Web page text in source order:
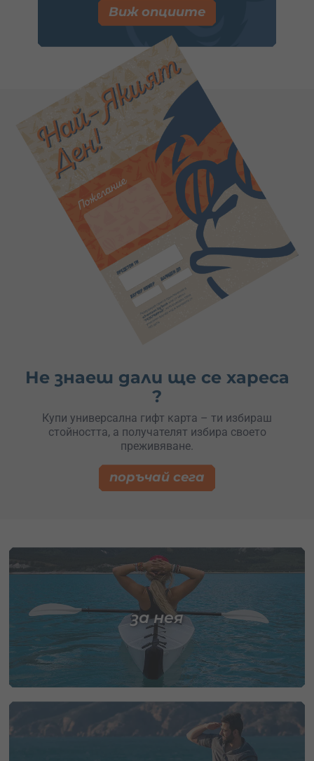
Виж опциите
Не знаеш дали ще се хареса
?
Купи универсална гифт карта – ти избираш
стойността, а получателят избира своето
преживяване.
поръчай сега
за нея